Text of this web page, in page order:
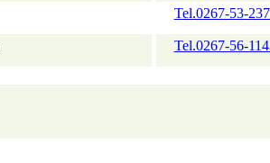
Tel.0267-53-
Tel.0267-56-